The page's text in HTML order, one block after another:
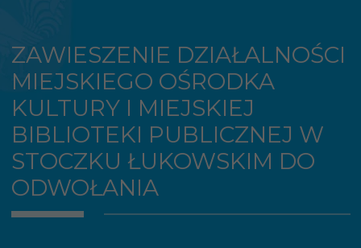
ZAWIESZENIE DZIAŁALNOŚCI
MIEJSKIEGO OŚRODKA
KULTURY I MIEJSKIEJ
BIBLIOTEKI PUBLICZNEJ W
STOCZKU ŁUKOWSKIM DO
ODWOŁANIA